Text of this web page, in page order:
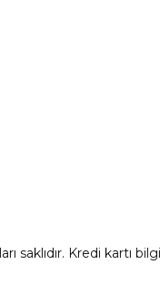
saklıdır. Kredi kartı